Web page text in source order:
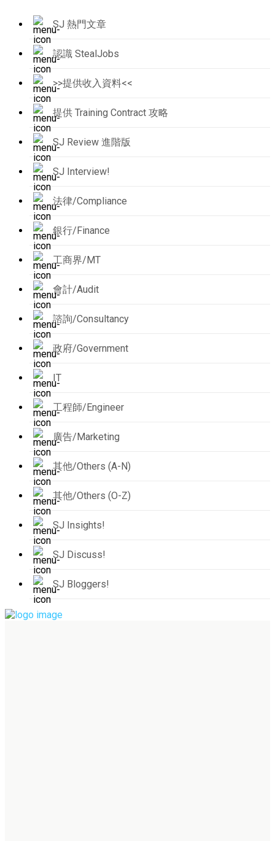
SJ 熱門文章
認識 StealJobs
>>提供收入資料<<
提供 Training Contract 攻略
SJ Review 進階版
SJ Interview!
法律/Compliance
銀行/Finance
工商界/MT
會計/Audit
諮詢/Consultancy
政府/Government
IT
工程師/Engineer
廣告/Marketing
其他/Others (A-N)
其他/Others (O-Z)
SJ Insights!
SJ Discuss!
SJ Bloggers!